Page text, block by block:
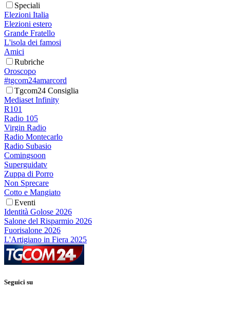
Speciali
Elezioni Italia
Elezioni estero
Grande Fratello
L'isola dei famosi
Amici
Rubriche
Oroscopo
#tgcom24amarcord
Tgcom24 Consiglia
Mediaset Infinity
R101
Radio 105
Virgin Radio
Radio Montecarlo
Radio Subasio
Comingsoon
Superguidatv
Zuppa di Porro
Non Sprecare
Cotto e Mangiato
Eventi
Identità Golose 2026
Salone del Risparmio 2026
Fuorisalone 2026
L'Artigiano in Fiera 2025
Seguici su